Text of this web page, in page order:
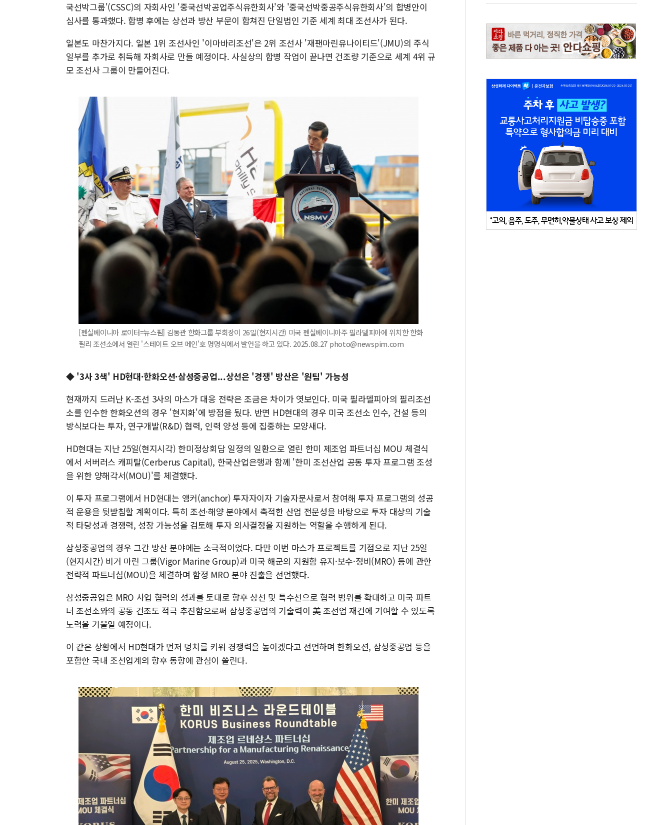
국선박그룹'(CSSC)의 자회사인 '중국선박공업주식유한회사'와 '중국선박중공주식유한회사'의 합병안이
심사를 통과했다. 합병 후에는 상선과 방산 부문이 합쳐진 단일법인 기준 세계 최대 조선사가 된다.
일본도 마찬가지다. 일본 1위 조선사인 '이마바리조선'은 2위 조선사 '재팬마린유나이티드'(JMU)의 주식
일부를 추가로 취득해 자회사로 만들 예정이다. 사실상의 합병 작업이 끝나면 건조량 기준으로 세계 4위 규
모 조선사 그룹이 만들어진다.
[펜실베이니아 로이터=뉴스핌] 김동관 한화그룹 부회장이 26일(현지시간) 미국 펜실베이니아주 필라델피아에 위치한 한화
필리 조선소에서 열린 '스테이트 오브 메인'호 명명식에서 발언을 하고 있다. 2025.08.27 photo@newspim.com
◆ '3사 3색' HD현대·한화오션·삼성중공업...상선은 '경쟁' 방산은 '원팀' 가능성
현재까지 드러난 K-조선 3사의 마스가 대응 전략은 조금은 차이가 엿보인다. 미국 필라델피아의 필리조선
소를 인수한 한화오션의 경우 '현지화'에 방점을 뒀다. 반면 HD현대의 경우 미국 조선소 인수, 건설 등의
방식보다는 투자, 연구개발(R&D) 협력, 인력 양성 등에 집중하는 모양새다.
HD현대는 지난 25일(현지시각) 한미정상회담 일정의 일환으로 열린 한미 제조업 파트너십 MOU 체결식
에서 서버러스 캐피탈(Cerberus Capital), 한국산업은행과 함께 '한미 조선산업 공동 투자 프로그램 조성
을 위한 양해각서(MOU)'를 체결했다.
이 투자 프로그램에서 HD현대는 앵커(anchor) 투자자이자 기술자문사로서 참여해 투자 프로그램의 성공
적 운용을 뒷받침할 계획이다. 특히 조선·해양 분야에서 축적한 산업 전문성을 바탕으로 투자 대상의 기술
적 타당성과 경쟁력, 성장 가능성을 검토해 투자 의사결정을 지원하는 역할을 수행하게 된다.
삼성중공업의 경우 그간 방산 분야에는 소극적이었다. 다만 이번 마스가 프로젝트를 기점으로 지난 25일
(현지시간) 비거 마린 그룹(Vigor Marine Group)과 미국 해군의 지원함 유지·보수·정비(MRO) 등에 관한
전략적 파트너십(MOU)을 체결하며 함정 MRO 분야 진출을 선언했다.
삼성중공업은 MRO 사업 협력의 성과를 토대로 향후 상선 및 특수선으로 협력 범위를 확대하고 미국 파트
너 조선소와의 공동 건조도 적극 추진함으로써 삼성중공업의 기술력이 美 조선업 재건에 기여할 수 있도록
노력을 기울일 예정이다.
이 같은 상황에서 HD현대가 먼저 덩치를 키워 경쟁력을 높이겠다고 선언하며 한화오션, 삼성중공업 등을
포함한 국내 조선업계의 향후 동향에 관심이 쏠린다.